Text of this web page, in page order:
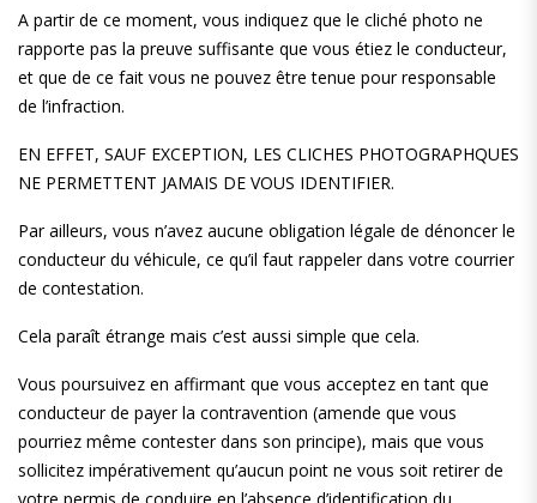
A partir de ce moment, vous indiquez que le cliché photo ne
rapporte pas la preuve suffisante que vous étiez le conducteur,
et que de ce fait vous ne pouvez être tenue pour responsable
de l’infraction.
EN EFFET, SAUF EXCEPTION, LES CLICHES PHOTOGRAPHQUES
NE PERMETTENT JAMAIS DE VOUS IDENTIFIER.
Par ailleurs, vous n’avez aucune obligation légale de dénoncer le
conducteur du véhicule, ce qu’il faut rappeler dans votre courrier
de contestation.
Cela paraît étrange mais c’est aussi simple que cela.
Vous poursuivez en affirmant que vous acceptez en tant que
conducteur de payer la contravention (amende que vous
pourriez même contester dans son principe), mais que vous
sollicitez impérativement qu’aucun point ne vous soit retirer de